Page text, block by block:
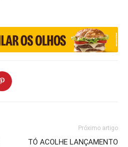
Próximo artigo
TÓ ACOLHE LANÇAMENTO